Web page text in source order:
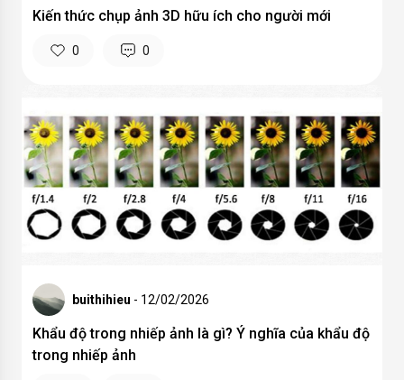
Kiến thức chụp ảnh 3D hữu ích cho người mới
0 0
buithihieu - 12/02/2026
Khẩu độ trong nhiếp ảnh là gì? Ý nghĩa của khẩu độ
trong nhiếp ảnh